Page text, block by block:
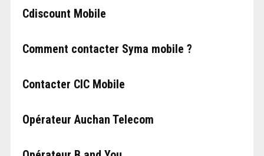
Cdiscount Mobile
Comment contacter Syma mobile ?
Contacter CIC Mobile
Opérateur Auchan Telecom